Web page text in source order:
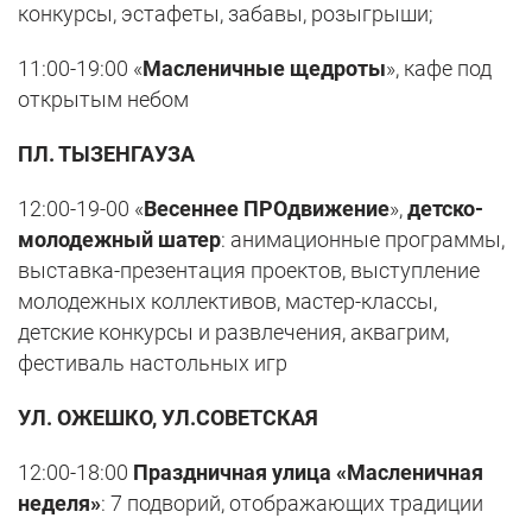
конкурсы, эстафеты, забавы, розыгрыши;
11:00-19:00 «Масленичные щедроты», кафе под
открытым небом
ПЛ. ТЫЗЕНГАУЗА
12:00-19-00 «Весеннее ПРОдвижение»,детско-
молодежный шатер: анимационные программы,
выставка-презентация проектов, выступление
молодежных коллективов, мастер-классы,
детские конкурсы и развлечения, аквагрим,
фестиваль настольных игр
УЛ. ОЖЕШКО, УЛ.СОВЕТСКАЯ
12:00-18:00 Праздничная улица «Масленичная
неделя»: 7 подворий, отображающих традиции